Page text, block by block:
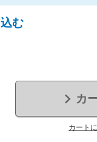
む
カ
カート